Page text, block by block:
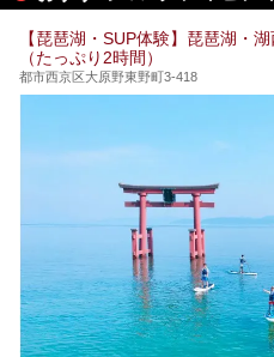
【琵琶湖・SUP体験】琵琶湖・
（たっぷり2時間）
都市西京区大原野東野町3-418